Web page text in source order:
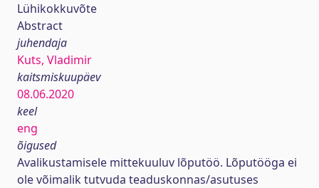
Lühikokkuvõte
Abstract
juhendaja
Kuts, Vladimir
kaitsmiskuupäev
08.06.2020
keel
eng
õigused
Avalikustamisele mittekuuluv lõputöö. Lõputööga ei
ole võimalik tutvuda teaduskonnas/asutuses